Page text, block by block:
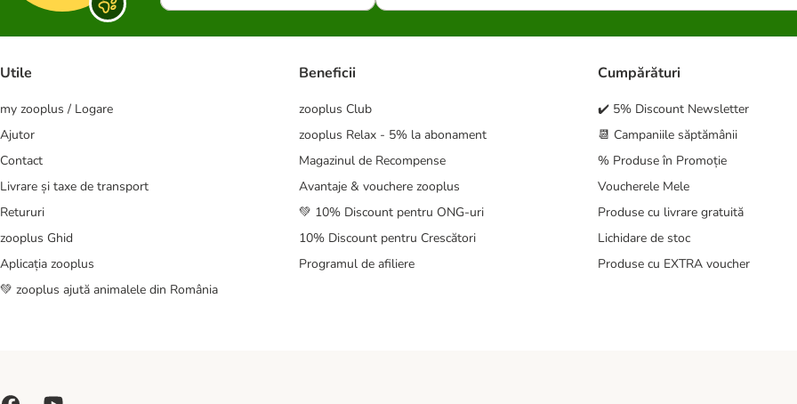
Utile
my zooplus / Logare
Ajutor
Contact
Livrare și taxe de transport
Retururi
zooplus Ghid
Aplicația zooplus
💚 zooplus ajută animalele din România
Beneficii
zooplus Club
zooplus Relax - 5% la abonament
Magazinul de Recompense
Avantaje & vouchere zooplus
💚 10% Discount pentru ONG-uri
10% Discount pentru Crescători
Programul de afiliere
Cumpărături
✔️ 5% Discount Newsletter
📆 Campaniile săptămânii
% Produse în Promoție
Voucherele Mele
Produse cu livrare gratuită
Lichidare de stoc
Produse cu EXTRA voucher